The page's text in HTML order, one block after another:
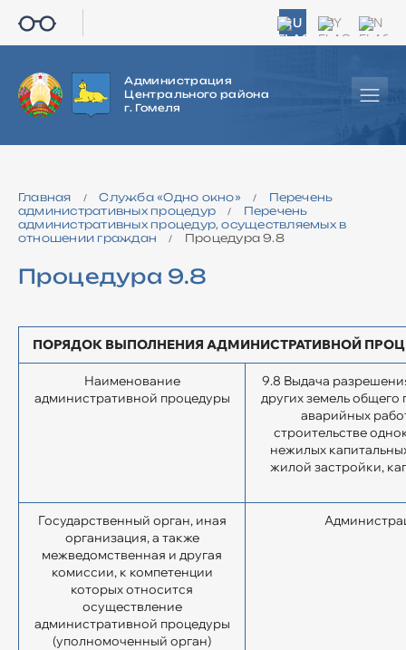
RU BY EN
Администрация
Центрального района
г. Гомеля
Главная / Cлужба «Одно окно» /
Перечень
административных процедур
/
Перечень
административных процедур, осуществляемых в
отношении граждан
/ Процедура 9.8
Процедура 9.8
ПОРЯДОК ВЫПОЛНЕНИЯ АДМИНИСТРАТИВНОЙ
Наименование
административной процедуры
9.8 Выдача
других земель
аварийных
строительстве
нежилых
жилой застройки,
Государственный орган, иная
организация, а также
межведомственная и другая
комиссии, к компетенции
которых относится
осуществление
административной процедуры
(уполномоченный орган)